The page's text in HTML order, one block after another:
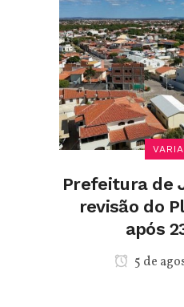
Prefeitura de
revisão do
após
5 de